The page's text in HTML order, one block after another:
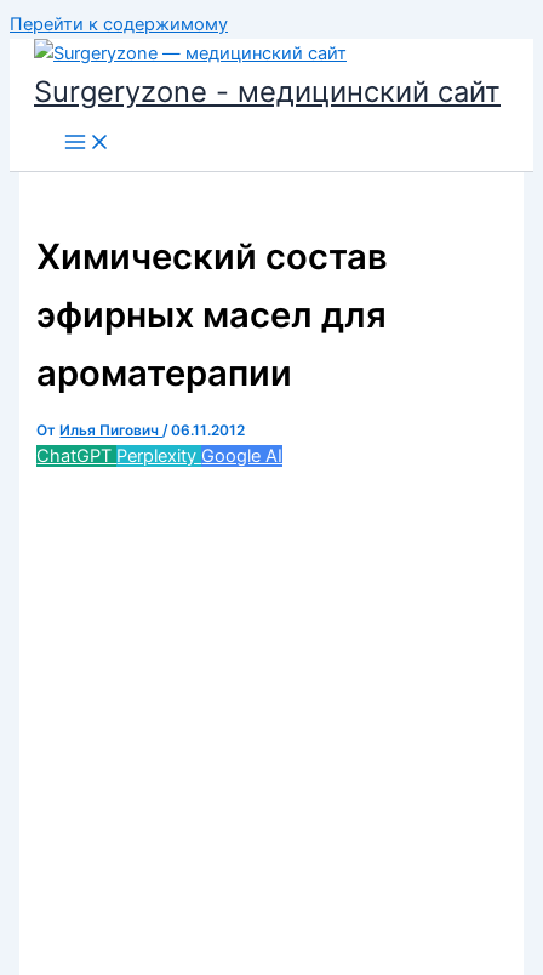
Перейти к содержимому
Surgeryzone - медицинский сайт
Химический состав
эфирных масел для
ароматерапии
От Илья Пигович/06.11.2012
ChatGPT Perplexity Google AI